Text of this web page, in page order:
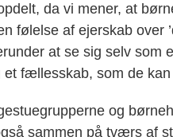
da vi mener, at
følelse af ejerskab over
at se sig selv som
et fællesskab, som de kan
og
sammen på tværs af